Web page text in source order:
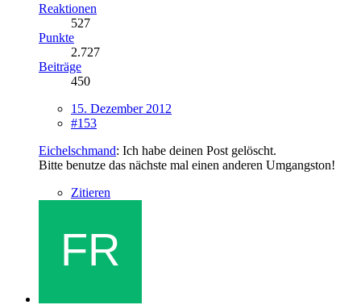
Reaktionen
527
Punkte
2.727
Beiträge
450
15. Dezember 2012
#153
Eichelschmand: Ich habe deinen Post gelöscht.
Bitte benutze das nächste mal einen anderen Umgangston!
Zitieren